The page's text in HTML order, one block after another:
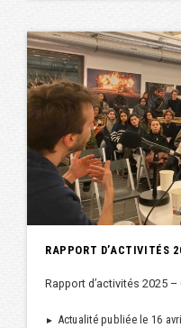
RAPPORT D’ACTIVITÉS
Rapport d’activités 2025
► Actualité publiée le 16